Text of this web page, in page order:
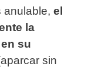
anulable, el
la
su
sin